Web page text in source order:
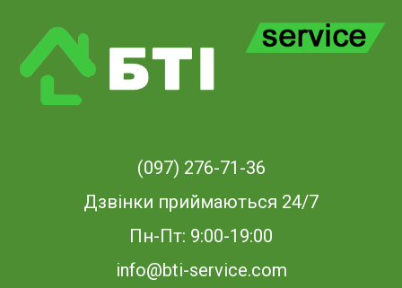
(097) 276-71-36
Дзвінки приймаються 24/7
Пн-Пт: 9:00-19:00
info@bti-service.com